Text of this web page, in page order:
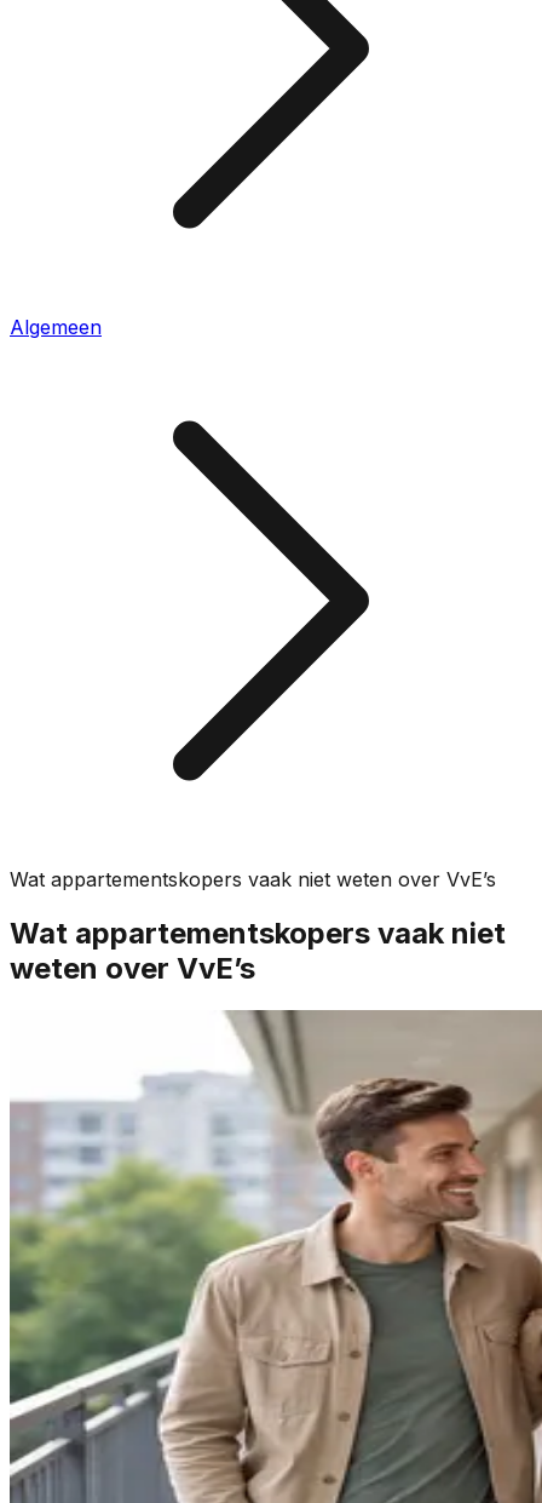
Algemeen
Wat appartementskopers vaak niet weten over VvE’s
Wat appartementskopers vaak niet
weten over VvE’s